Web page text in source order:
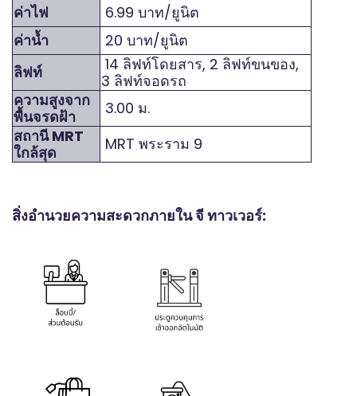
ค่าไฟ
6.99 บาท/ยูนิต
ค่าน้ำ
20 บาท/ยูนิต
ลิฟท์
14 ลิฟท์โดยสาร, 2 ลิฟท์ขนของ,
3 ลิฟท์จอดรถ
ความสูงจาก
พื้นจรดฝ้า
3.00 ม.
สถานี MRT
ใกล้สุด
MRT พระราม 9
สิ่งอำนวยความสะดวกภายใน จี ทาวเวอร์: